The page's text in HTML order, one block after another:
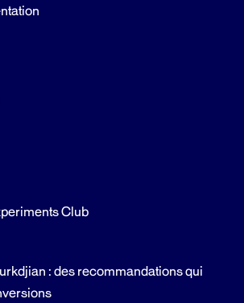
Club
: des recommandations qui